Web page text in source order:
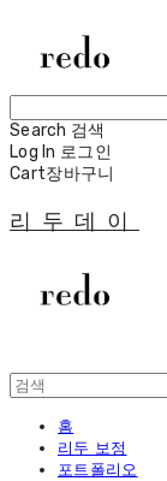
Search 검색
Log In 로그인
Cart장바구니
리두데이
홈
리두 보정
포트폴리오